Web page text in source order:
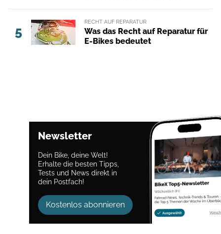
5
RECHT AUF REPARATUR
Was das Recht auf Reparatur für
E-Bikes bedeutet
Newsletter
Dein Bike, deine Welt!
Erhalte die besten Tipps,
Tests und News direkt in
dein Postfach!
Kostenlos abonnieren